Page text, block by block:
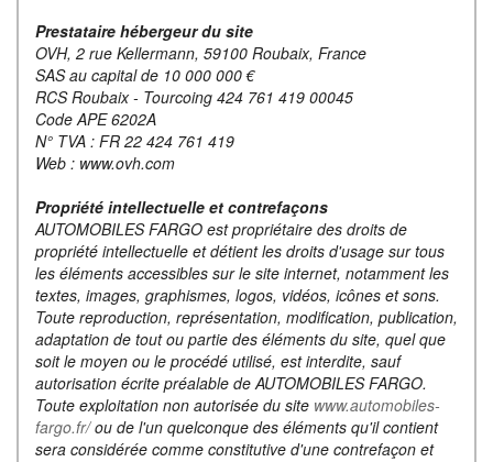
Prestataire hébergeur du site
OVH, 2 rue Kellermann, 59100 Roubaix, France
SAS au capital de 10 000 000 €
RCS Roubaix - Tourcoing 424 761 419 00045
Code APE 6202A
N° TVA : FR 22 424 761 419
Web : www.ovh.com
Propriété intellectuelle et contrefaçons
AUTOMOBILES FARGO est propriétaire des droits de
propriété intellectuelle et détient les droits d'usage sur tous
les éléments accessibles sur le site internet, notamment les
textes, images, graphismes, logos, vidéos, icônes et sons.
Toute reproduction, représentation, modification, publication,
adaptation de tout ou partie des éléments du site, quel que
soit le moyen ou le procédé utilisé, est interdite, sauf
autorisation écrite préalable de AUTOMOBILES FARGO.
Toute exploitation non autorisée du site www.automobiles-
fargo.fr/ou de l'un quelconque des éléments qu'il contient
sera considérée comme constitutive d'une contrefaçon et